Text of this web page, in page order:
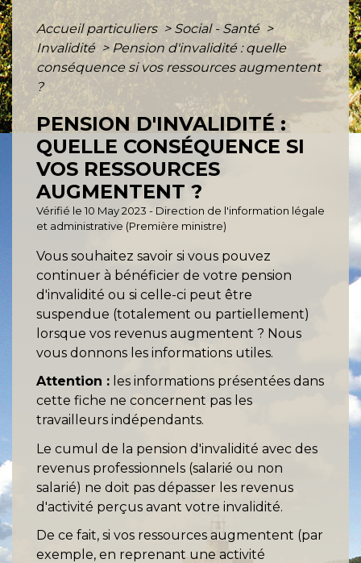
Accueil particuliers > Social - Santé >
Invalidité > Pension d'invalidité : quelle
conséquence si vos ressources augmentent
?
PENSION D'INVALIDITÉ :
QUELLE CONSÉQUENCE SI
VOS RESSOURCES
AUGMENTENT ?
Vérifié le 10 May 2023 - Direction de l'information légale
et administrative (Première ministre)
Vous souhaitez savoir si vous pouvez
continuer à bénéficier de votre pension
d'invalidité ou si celle-ci peut être
suspendue (totalement ou partiellement)
lorsque vos revenus augmentent ? Nous
vous donnons les informations utiles.
Attention : les informations présentées dans
cette fiche ne concernent pas les
travailleurs indépendants.
Le cumul de la pension d'invalidité avec des
revenus professionnels (salarié ou non
salarié) ne doit pas dépasser les revenus
d'activité perçus avant votre invalidité.
De ce fait, si vos ressources augmentent (par
exemple, en reprenant une activité